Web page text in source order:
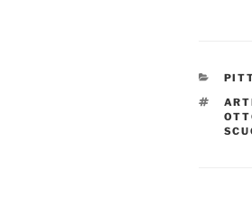
TAG